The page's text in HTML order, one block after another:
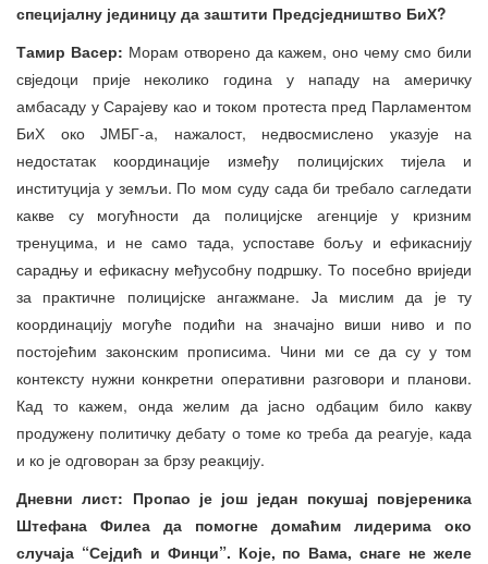
специјалну јединицу да заштити Предсједништво БиХ?
Тамир Васер: Морам отворено да кажем, оно чему смо били
свједоци прије неколико година у нападу на америчку
амбасаду у Сарајеву као и током протеста пред Парламентом
БиХ око ЈМБГ-а, нажалост, недвосмислено указује на
недостатак координације између полицијских тијела и
институција у земљи. По мом суду сада би требало сагледати
какве су могућности да полицијске агенције у кризним
тренуцима, и не само тада, успоставе бољу и ефикаснију
сарадњу и ефикасну међусобну подршку. То посебно вриједи
за практичне полицијске ангажмане. Ја мислим да је ту
координацију могуће подићи на значајно виши ниво и по
постојећим законским прописима. Чини ми се да су у том
контексту нужни конкретни оперативни разговори и планови.
Кад то кажем, онда желим да јасно одбацим било какву
продужену политичку дебату о томе ко треба да реагује, када
и ко је одговоран за брзу реакцију.
Дневни лист: Пропао је још један покушај повјереника
Штефана Филеа да помогне домаћим лидерима око
случаја “Сејдић и Финци”. Које, по Вама, снаге не желе